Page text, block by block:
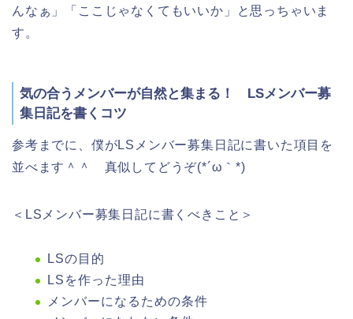
んなぁ」「ここじゃなくてもいいか」と思っちゃいま
す。
気の合うメンバーが自然と集まる！ LSメンバー募
集日記を書くコツ
参考までに、僕がLSメンバー募集日記に書いた項目を
並べます＾＾ 真似してどうぞ(*´ω｀*)
＜LSメンバー募集日記に書くべきこと＞
LSの目的
LSを作った理由
メンバーになるための条件